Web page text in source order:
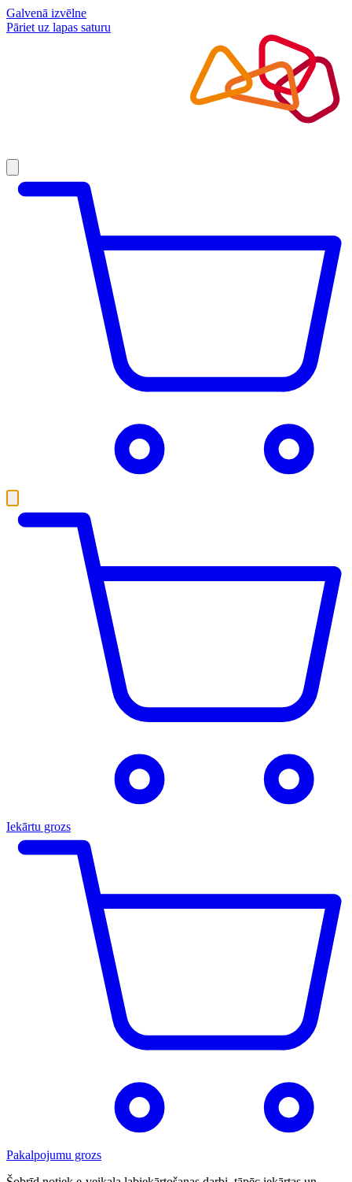
Galvenā izvēlne
Pāriet uz lapas saturu
Iekārtu grozs
Pakalpojumu grozs